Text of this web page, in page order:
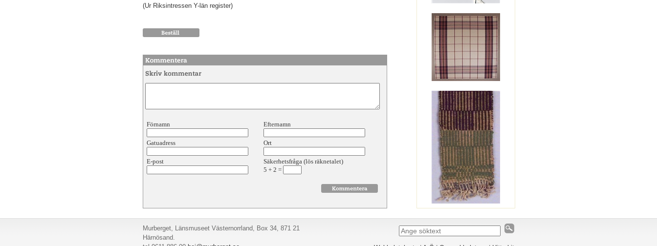
(Ur Riksintressen Y-län register)
Förnamn Efternamn
Gatuadress Ort
E-post
Säkerhetsfråga (lös räknetalet)
5 + 2 =
Murberget, Länsmuseet Västernorrland, Box 34, 871 21
Härnösand.